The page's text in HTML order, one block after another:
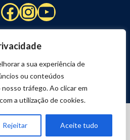
a sua experiência de
ou conteúdos
tráfego. Ao clicar em
a utilização de cookies.
Rejeitar Aceite tudo
Facebook
Instagram
YouTube
DESENVOLVIDO POR
JOSEXAVIER.COM